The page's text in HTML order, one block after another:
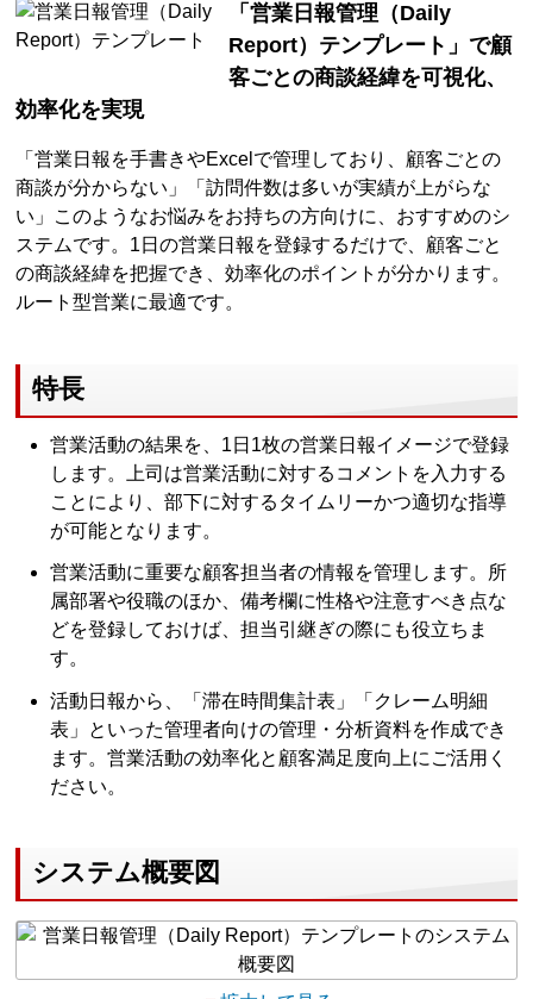
「営業日報管理（Daily
Report）テンプレート」で顧
客ごとの商談経緯を可視化、
効率化を実現
「営業日報を手書きやExcelで管理しており、顧客ごとの
商談が分からない」「訪問件数は多いが実績が上がらな
い」このようなお悩みをお持ちの方向けに、おすすめのシ
ステムです。1日の営業日報を登録するだけで、顧客ごと
の商談経緯を把握でき、効率化のポイントが分かります。
ルート型営業に最適です。
特長
営業活動の結果を、1日1枚の営業日報イメージで登録
します。上司は営業活動に対するコメントを入力する
ことにより、部下に対するタイムリーかつ適切な指導
が可能となります。
営業活動に重要な顧客担当者の情報を管理します。所
属部署や役職のほか、備考欄に性格や注意すべき点な
どを登録しておけば、担当引継ぎの際にも役立ちま
す。
活動日報から、「滞在時間集計表」「クレーム明細
表」といった管理者向けの管理・分析資料を作成でき
ます。営業活動の効率化と顧客満足度向上にご活用く
ださい。
システム概要図